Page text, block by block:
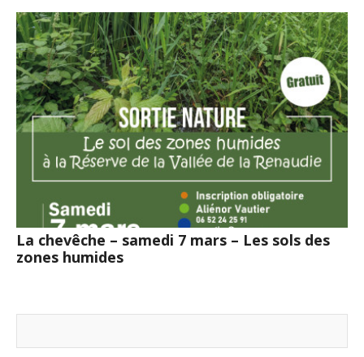
La chevêche – samedi 7 mars – Les sols des
zones humides